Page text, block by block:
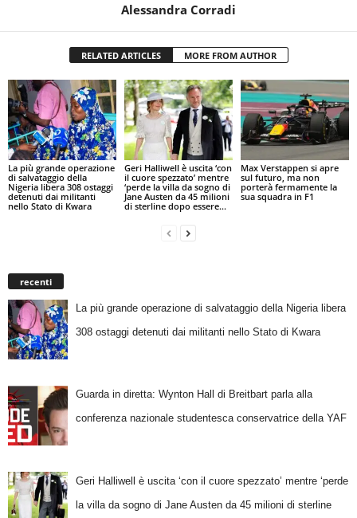
Alessandra Corradi
RELATED ARTICLES MORE FROM AUTHOR
La più grande operazione
di salvataggio della
Nigeria libera 308 ostaggi
detenuti dai militanti
nello Stato di Kwara
Geri Halliwell è uscita ‘con
il cuore spezzato’ mentre
‘perde la villa da sogno di
Jane Austen da 45 milioni
di sterline dopo essere...
Max Verstappen si apre
sul futuro, ma non
porterà fermamente la
sua squadra in F1
recenti
La più grande operazione di salvataggio della Nigeria libera
308 ostaggi detenuti dai militanti nello Stato di Kwara
Guarda in diretta: Wynton Hall di Breitbart parla alla
conferenza nazionale studentesca conservatrice della YAF
Geri Halliwell è uscita ‘con il cuore spezzato’ mentre ‘perde
la villa da sogno di Jane Austen da 45 milioni di sterline